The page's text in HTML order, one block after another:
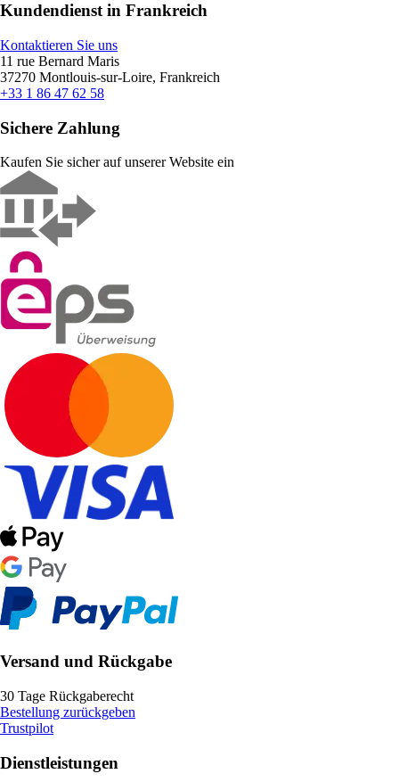
Kundendienst in Frankreich
Kontaktieren Sie uns
11 rue Bernard Maris
37270 Montlouis-sur-Loire, Frankreich
+33 1 86 47 62 58
Sichere Zahlung
Kaufen Sie sicher auf unserer Website ein
Versand und Rückgabe
30 Tage Rückgaberecht
Bestellung zurückgeben
Trustpilot
Dienstleistungen